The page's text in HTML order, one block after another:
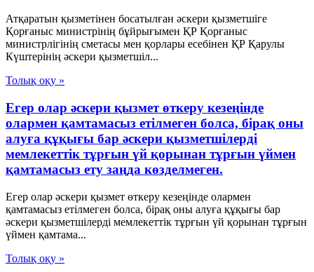
Атқаратын қызметінен босатылған әскери қызметшіге
Қорғаныс министрінің бұйрығымен ҚР Қорғаныс
министрлігінің сметасы мен қорлары есебінен ҚР Қарулы
Күштерінің әскери қызметшіл...
Толық оқу »
Егер олар әскери қызмет өткеру кезеңінде
олармен қамтамасыз етілмеген болса, бірақ оны
алуға құқығы бар әскери қызметшілерді
мемлекеттік тұрғын үй қорынан тұрғын үймен
қамтамасыз ету заңда көзделмеген.
Егер олар әскери қызмет өткеру кезеңінде олармен
қамтамасыз етілмеген болса, бірақ оны алуға құқығы бар
әскери қызметшілерді мемлекеттік тұрғын үй қорынан тұрғын
үймен қамтама...
Толық оқу »